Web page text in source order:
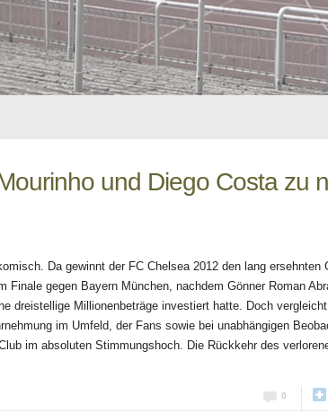
und Diego Costa zu
Da gewinnt der FC Chelsea 2012 den lang ersehnten
Finale gegen Bayern München, nachdem Gönner Roman
dreistellige Millionenbeträge investiert hatte. Doch
im Umfeld, der Fans sowie bei unabhängigen
im absoluten Stimmungshoch. Die Rückkehr des
0